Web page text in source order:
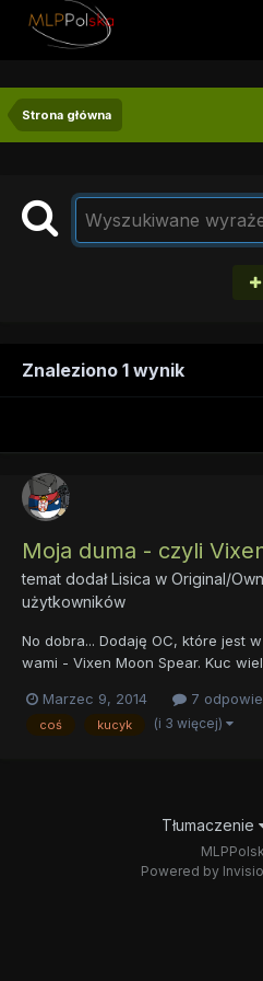
Strona główna
Znaleziono 1 wynik
Moja duma - czyli
temat dodałLisica w Original/
użytkowników
No dobra... Dodaję OC, które jest
wami - Vixen Moon Spear. Kuc
Vixen jakie podawałam do sesji
dopasować do tego gdzie ją
Marzec 9, 2014 7
coś kucyk (i 3 więcej)
Tłumaczenie
Powered by